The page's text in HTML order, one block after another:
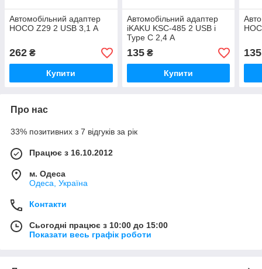
Автомобільний адаптер
HOCO Z29 2 USB 3,1 А
262 ₴
Купити
Автомобільний адаптер
iKAKU KSC-485 2 USB і
Type C 2,4 А
135₴
Купити
135
Про нас
33% позитивних з 7 відгуків за рік
Працює з 16.10.2012
м. Одеса
Одеса, Україна
Контакти
Сьогодні працює з 10:00 до 15:00
Показати весь графік роботи